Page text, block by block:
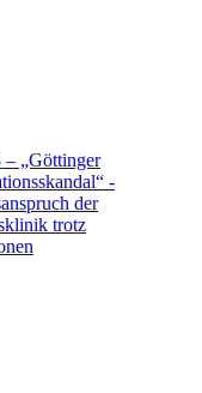
– „Göttinger
-
der
trotz